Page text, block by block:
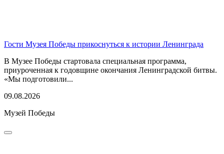
Гости Музея Победы прикоснуться к истории Ленинграда
В Музее Победы стартовала специальная программа,
приуроченная к годовщине окончания Ленинградской битвы.
«Мы подготовили...
09.08.2026
Музей Победы